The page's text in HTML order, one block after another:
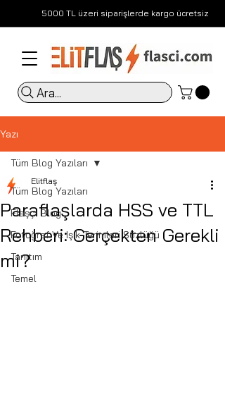
5000 TL üzeri siparişlerde kargo ücretsiz
Ara...
Yazı
Tüm Blog Yazıları
Flaşçı Blog
Fotoğraf Ve Işık Terimleri Sözlüğü
Tanıtım
Temel
Tüm Blog Yazıları
Paraflaşlarda HSS ve TTL
Rehberi: Gerçekten Gerekli
mi?
Elitflaş